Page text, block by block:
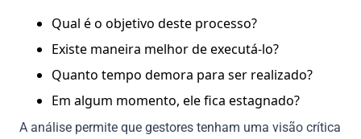
Qual é o objetivo deste processo?
Existe maneira melhor de executá-lo?
Quanto tempo demora para ser realizado?
Em algum momento, ele fica estagnado?
A análise permite que gestores tenham uma visão crítica